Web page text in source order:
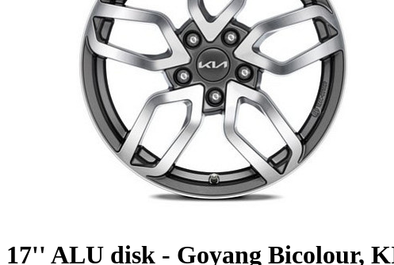
17'' ALU disk - Goyang Bicolour,